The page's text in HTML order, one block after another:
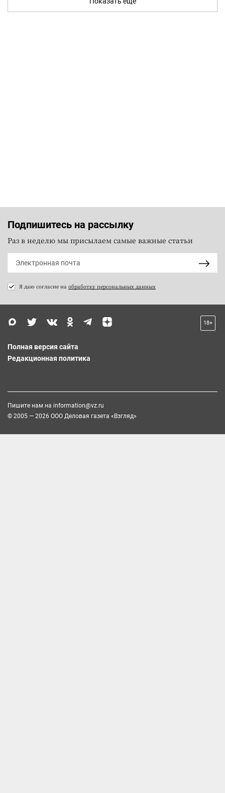
Подпишитесь на рассылку
Раз в неделю мы присылаем самые важные статьи
Я даю согласие на обработку персональных данных
18+
Полная версия сайта
Редакционная политика
Пишите нам на information@vz.ru
© 2005 — 2026 ООО Деловая газета «Взгляд»